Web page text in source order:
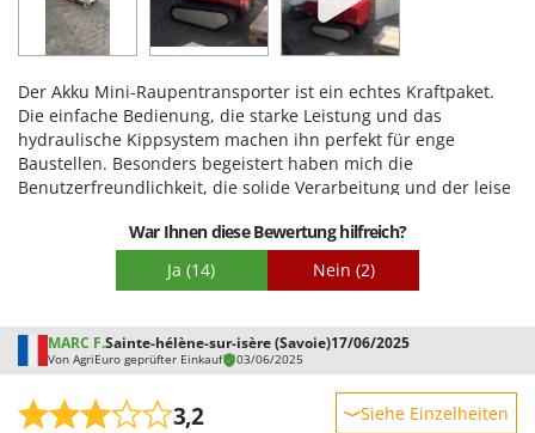
Qualität / Preis
Schwierigkeitsgrad Zusammenbau
Verpackung
Der Akku Mini-Raupentransporter ist ein echtes Kraftpaket.
Die einfache Bedienung, die starke Leistung und das
hydraulische Kippsystem machen ihn perfekt für enge
Baustellen. Besonders begeistert haben mich die
Benutzerfreundlichkeit, die solide Verarbeitung und der leise
überzeugt im Dauereinsatz. Eine klare Empfehlung für alle,
die Effizienz und Zuverlässigkeit suchen. Ich habe die Bolzen
mit Schnellwechsel-Splinten versehen so das ich die Mulde
Dumper auch einen kleinen Anhänger oder anderes
Gartengerät ziehen. Ich bin begeistert!
War Ihnen diese Bewertung hilfreich?
Ja (14) Nein (2)
MARC F.Sainte-hélène-sur-isère (Savoie)17/06/2025
Von AgriEuro geprüfter Einkauf 03/06/2025
3,2 Siehe Einzelheiten